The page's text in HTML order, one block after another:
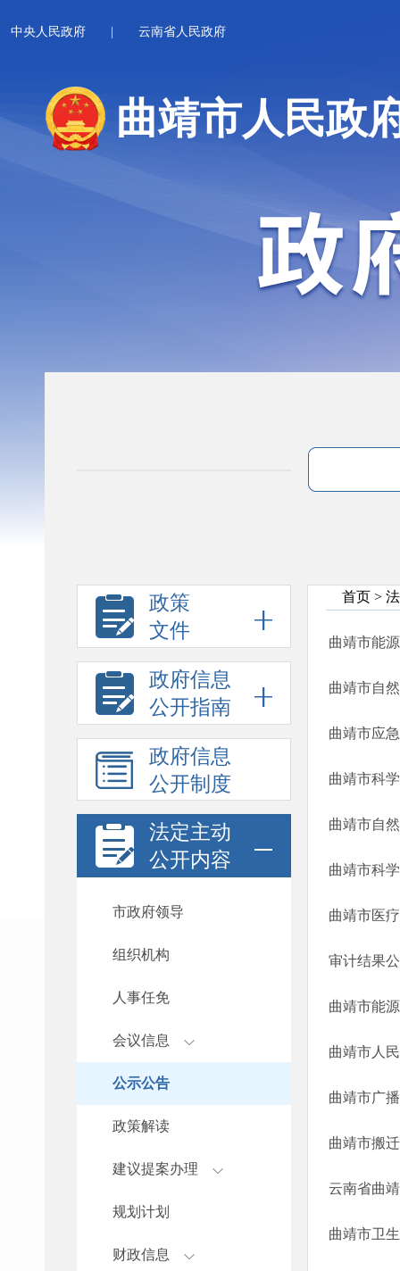
中央人民政府 云南省人民政府
曲靖市人民政
政策
文件
政府信息
公开指南
政府信息
公开制度
法定主动
公开内容
市政府领导
组织机构
人事任免
会议信息
公示公告
政策解读
建议提案办理
规划计划
财政信息
首页 >
曲靖市能
曲靖市科
曲靖市自
曲靖市科
审计结果
曲靖市能
曲靖市人
曲靖市广
曲靖市搬
云南省曲
曲靖市卫